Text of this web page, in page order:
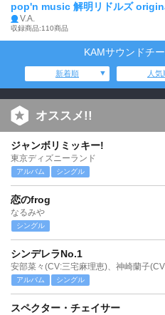
pop'n music 解明リドルズ
V.A.
収録商品:110商品
KAMサウンドチ
新着順 人気
オススメ!!
ジャンボリミッキー!
東京ディズニーランド
アルバム シングル
恋のfrog
なるみや
シングル
シンデレラNo.1
アルバム シングル
スペクター・チェイサー